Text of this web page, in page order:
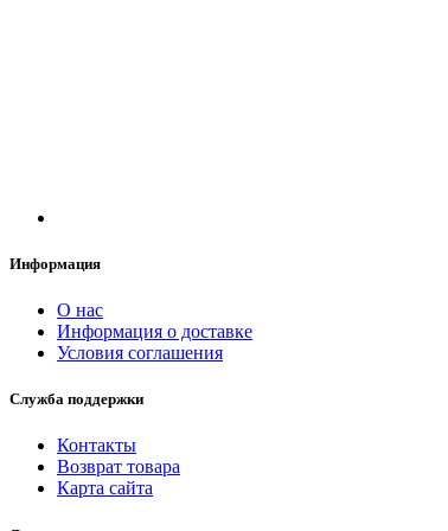
Информация
О нас
Информация о доставке
Условия соглашения
Служба поддержки
Контакты
Возврат товара
Карта сайта